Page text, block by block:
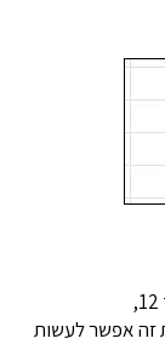
זה אפשר לעשות